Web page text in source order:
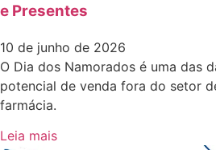
e Presentes
10 de junho de 2026
O Dia dos Namorados é uma das
potencial de venda fora do setor
farmácia.
Leia mais